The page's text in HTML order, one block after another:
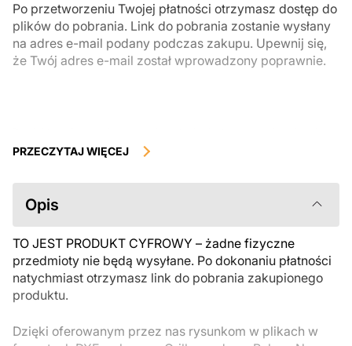
Po przetworzeniu Twojej płatności otrzymasz dostęp do
plików do pobrania. Link do pobrania zostanie wysłany
na adres e-mail podany podczas zakupu. Upewnij się,
że Twój adres e-mail został wprowadzony poprawnie.
podlegają zwrotowi ani wymianie po ich pobraniu. Zalecamy
przed zakupem. Jeśli masz jakiekolwiek problemy z zamówieniem,
skontaktuj się bezpośrednio ze sprzedawcą.
PRZECZYTAJ WIĘCEJ
Opis
TO JEST PRODUKT CYFROWY – żadne fizyczne
przedmioty nie będą wysyłane. Po dokonaniu płatności
natychmiast otrzymasz link do pobrania zakupionego
produktu.
Dzięki oferowanym przez nas rysunkom w plikach w